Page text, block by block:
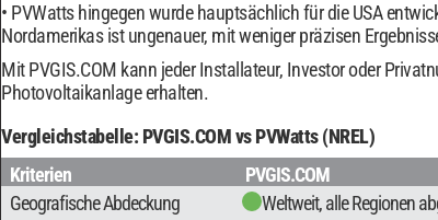
PVWatts hingegen wurde hauptsächlich für die USA
Nordamerikas ist ungenauer, mit weniger präzisen
Mit PVGIS.COM kann jeder Installateur, Investor oder
Photovoltaikanlage erhalten.
Vergleichstabelle: PVGIS.COM vs PVWatts (NREL)
Kriterien
PVGIS.COM
Geografische Abdeckung
Weltweit, alle Regionen